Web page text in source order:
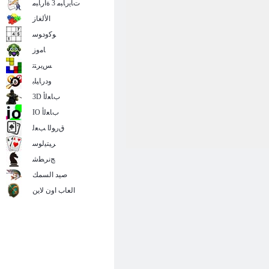
ﺕﺎﻳﺭﺎﺒﻣ 3 ﺓﺍﺭﺎﺒﻣ
الألغاز
ﻮﻛﻭﺩﻮﺳ
ﺎﻣﻭﺯ
ﺲﻳﺮﺘﺗ
ﻭﺩﺭﺎﻴﻠﺑ
3D ﺏﺎﻌﻟﺃ
IO ﺏﺎﻌﻟﺃ
ﻕﺭﻮﻟﺍ ﺐﻌﻟ
ﺮﻴﺘﻴﻟﻮﺳ
ﺞﻧﺮﻄﺷ
صيد السمك
العاب اون لاين